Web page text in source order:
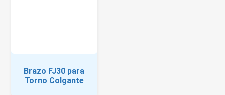
Brazo FJ30 para
Torno Colgante